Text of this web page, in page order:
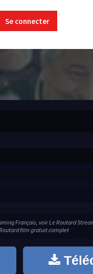
Se connecter
Français, voir Le Routard
film gratuit complet